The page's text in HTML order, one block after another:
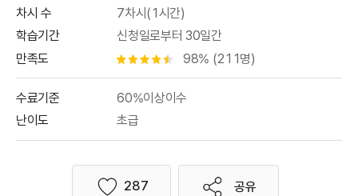
차시 수
7차시(1시간)
학습기간
신청일로부터 30일간
만족도
별점 4.5개 98% (211명)
수료기준
60%이상이수
난이도
초급
287 공유